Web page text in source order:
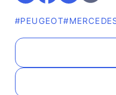
#PEUGEOT